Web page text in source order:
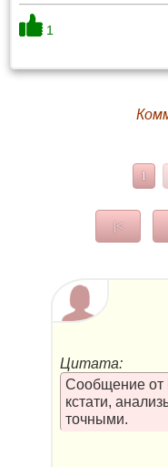
1
1
|<
Цитата:
Сообщение от
кстати,
точными.